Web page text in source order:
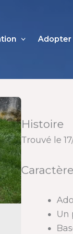
Adopter
Histoire
Trouvé le
Un